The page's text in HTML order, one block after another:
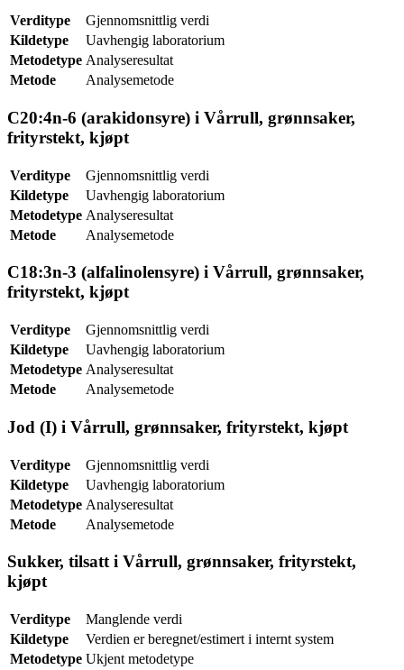
Verditype
Gjennomsnittlig verdi
Kildetype
Uavhengig laboratorium
Metodetype Analyseresultat
Metode
Analysemetode
C20:4n-6 (arakidonsyre) i Vårrull, grønnsaker,
frityrstekt, kjøpt
Verditype
Gjennomsnittlig verdi
Kildetype
Uavhengig laboratorium
Metodetype Analyseresultat
Metode
Analysemetode
C18:3n-3 (alfalinolensyre) i Vårrull, grønnsaker,
frityrstekt, kjøpt
Verditype
Gjennomsnittlig verdi
Kildetype
Uavhengig laboratorium
Metodetype Analyseresultat
Metode
Analysemetode
Jod (I) i Vårrull, grønnsaker, frityrstekt, kjøpt
Verditype
Gjennomsnittlig verdi
Kildetype
Uavhengig laboratorium
Metodetype Analyseresultat
Metode
Analysemetode
Sukker, tilsatt i Vårrull, grønnsaker, frityrstekt,
kjøpt
Verditype
Manglende verdi
Kildetype
Verdien er beregnet/estimert i internt system
Metodetype Ukjent metodetype